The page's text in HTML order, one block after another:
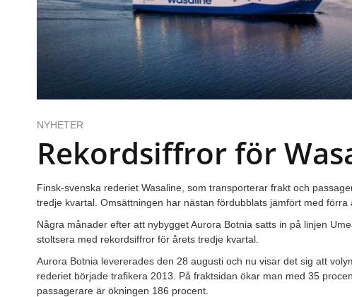
NYHETER
Rekordsiffror för
Finsk-svenska rederiet Wasaline, som transporterar frakt och
tredje kvartal. Omsättningen har nästan fördubblats jämfört med förra
Några månader efter att nybygget Aurora Botnia satts in på linjen
stoltsera med rekordsiffror för årets tredje kvartal.
Aurora Botnia levererades den 28 augusti och nu visar det sig att
rederiet började trafikera 2013. På fraktsidan ökar man med 35
passagerare är ökningen 186 procent.